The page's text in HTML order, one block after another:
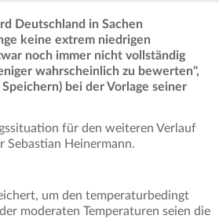
Deutschland in Sachen
keine extrem niedrigen
noch immer nicht vollständig
wahrscheinlich zu bewerten",
bei der Vorlage seiner
für den weiteren Verlauf
Sebastian Heinermann.
um den temperaturbedingt
moderaten Temperaturen seien die